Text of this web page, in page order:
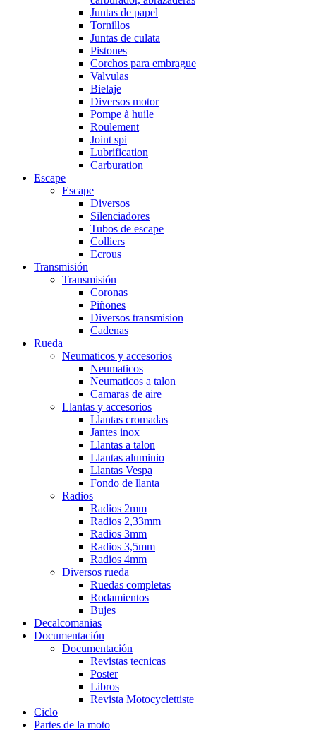
Juntas de papel
Tornillos
Juntas de culata
Pistones
Corchos para embrague
Valvulas
Bielaje
Diversos motor
Pompe à huile
Roulement
Joint spi
Lubrification
Carburation
Escape
Escape
Diversos
Silenciadores
Tubos de escape
Colliers
Ecrous
Transmisión
Transmisión
Coronas
Piñones
Diversos transmision
Cadenas
Rueda
Neumaticos y accesorios
Neumaticos
Neumaticos a talon
Camaras de aire
Llantas y accesorios
Llantas cromadas
Jantes inox
Llantas a talon
Llantas aluminio
Llantas Vespa
Fondo de llanta
Radios
Radios 2mm
Radios 2,33mm
Radios 3mm
Radios 3,5mm
Radios 4mm
Diversos rueda
Ruedas completas
Rodamientos
Bujes
Decalcomanias
Documentación
Documentación
Revistas tecnicas
Poster
Libros
Revista Motocyclettiste
Ciclo
Partes de la moto